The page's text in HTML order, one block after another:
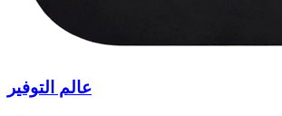
عالم التوفير